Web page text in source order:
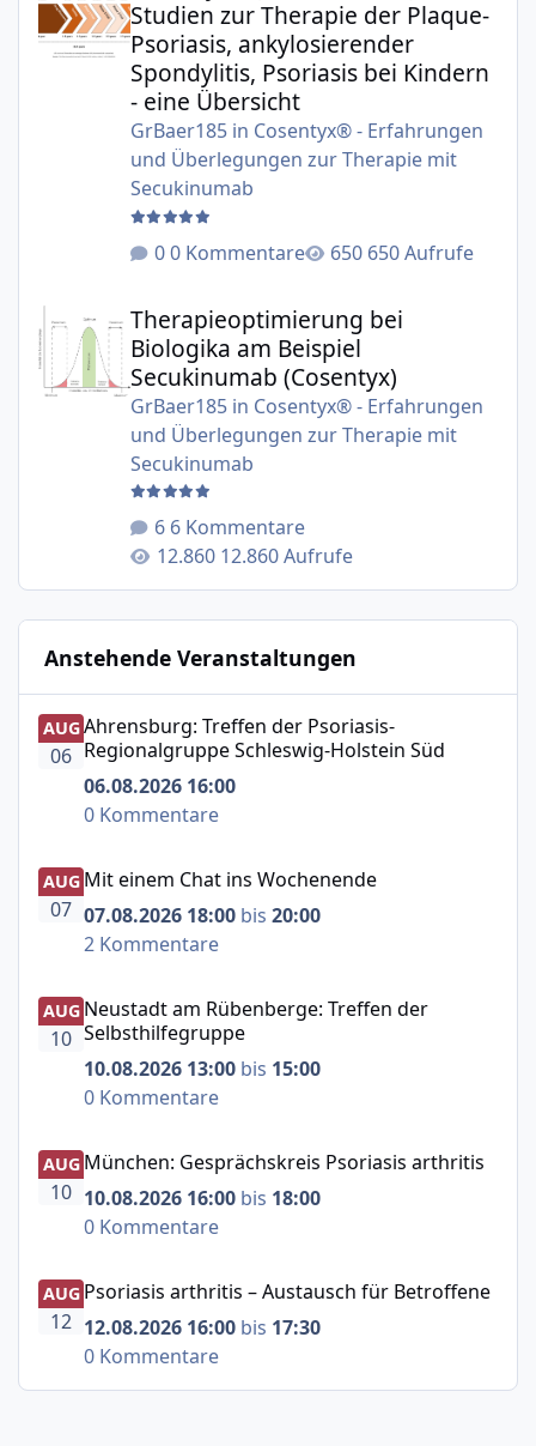
Studien zur Therapie der Plaque-
Psoriasis, ankylosierender
Spondylitis, Psoriasis bei Kindern
- eine Übersicht
GrBaer185in Cosentyx® - Erfahrungen
und Überlegungen zur Therapie mit
Secukinumab
0 Kommentare
650 Aufrufe
Therapieoptimierung bei Biologika am Beispiel
Therapieoptimierung bei
Biologika am Beispiel
Secukinumab (Cosentyx)
GrBaer185in Cosentyx® - Erfahrungen
und Überlegungen zur Therapie mit
Secukinumab
6 Kommentare
12.860 Aufrufe
Anstehende Veranstaltungen
Ahrensburg: Treffen der Psoriasis-Regionalgruppe
AUG
06
Ahrensburg: Treffen der Psoriasis-
Regionalgruppe Schleswig-Holstein Süd
06.08.2026 16:00
0 Kommentare
Mit einem Chat ins Wochenende
AUG
07
Mit einem Chat ins Wochenende
07.08.2026 18:00 bis 20:00
2 Kommentare
Neustadt am Rübenberge: Treffen der Selbsthilfegruppe
AUG
10
Neustadt am Rübenberge: Treffen der
Selbsthilfegruppe
10.08.2026 13:00 bis 15:00
0 Kommentare
München: Gesprächskreis Psoriasis arthritis
AUG
10
München: Gesprächskreis Psoriasis arthritis
10.08.2026 16:00 bis 18:00
0 Kommentare
Psoriasis arthritis – Austausch für Betroffene
AUG
12
Psoriasis arthritis – Austausch für Betroffene
12.08.2026 16:00 bis 17:30
0 Kommentare